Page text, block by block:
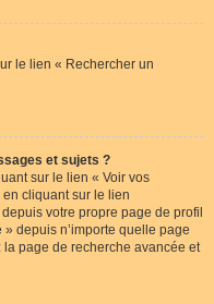
le lien « Rechercher un
et sujets ?
sur le lien « Voir vos
cliquant sur le lien
votre propre page de profil
depuis n’importe quelle page
page de recherche avancée et